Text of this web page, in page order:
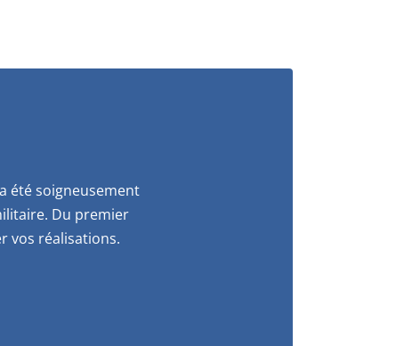
été soigneusement
Du premier
vos réalisations.